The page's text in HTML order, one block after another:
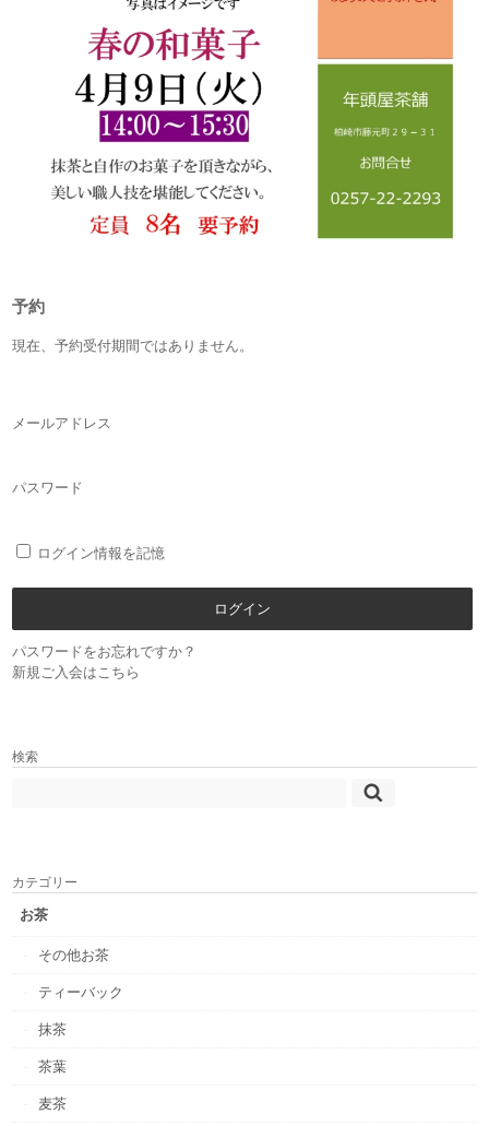
予約
現在、予約受付期間ではありません。
メールアドレス
パスワード
ログイン情報を記憶
パスワードをお忘れですか？
新規ご入会はこちら
検索
カテゴリー
お茶
その他お茶
ティーバック
抹茶
茶葉
麦茶